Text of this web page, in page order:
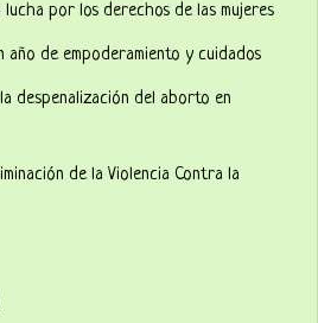
lucha por los derechos de las mujeres
año de empoderamiento y cuidados
despenalización del aborto en
de la Violencia Contra la